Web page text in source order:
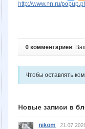
http://www.nn.ru/
0 комментариев.
Чтобы оставлять
Новые записи в
nikom